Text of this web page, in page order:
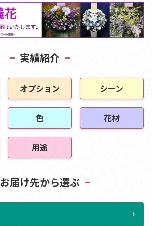
実績紹介
オプション シーン
色 花材
用途
お届け先から選ぶ
chevron_right